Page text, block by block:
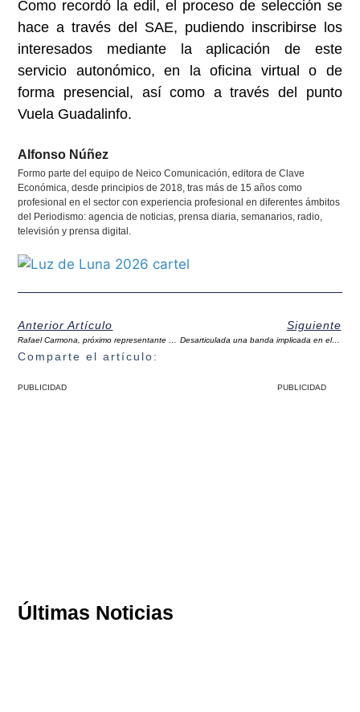
Como recordó la edil, el proceso de selección se
hace a través del SAE, pudiendo inscribirse los
interesados mediante la aplicación de este
servicio autonómico, en la oficina virtual o de
forma presencial, así como a través del punto
Vuela Guadalinfo.
Alfonso Núñez
Formo parte del equipo de Neico Comunicación, editora de Clave
Económica, desde principios de 2018, tras más de 15 años como
profesional en el sector con experiencia profesional en diferentes ámbitos
del Periodismo: agencia de noticias, prensa diaria, semanarios, radio,
televisión y prensa digital.
Anterior Artículo Siguiente
Desarticulada una banda implicada en el robo de explotaciones ganaderas de Campillos y Sierra de Yeguas
Comparte el artículo:
PUBLICIDAD PUBLICIDAD
Últimas Noticias